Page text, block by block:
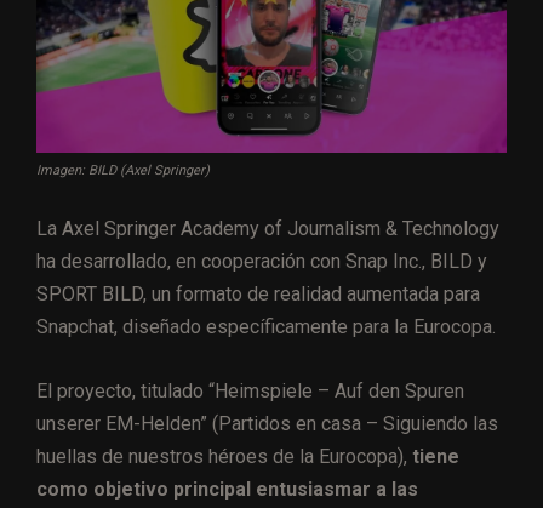
Imagen: BILD (Axel Springer)
La Axel Springer Academy of Journalism & Technology
ha desarrollado, en cooperación con Snap Inc., BILD y
SPORT BILD, un formato de realidad aumentada para
Snapchat, diseñado específicamente para la Eurocopa.
El proyecto, titulado “Heimspiele – Auf den Spuren
unserer EM-Helden” (Partidos en casa – Siguiendo las
huellas de nuestros héroes de la Eurocopa), tiene
como objetivo principal entusiasmar a las